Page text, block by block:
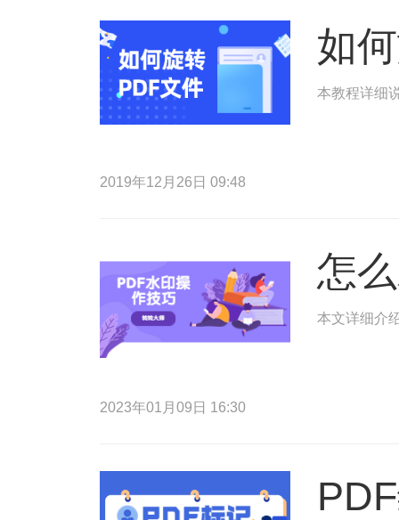
如
本教程详细
2019年12月26日 09:48
怎
本文详细介
2023年01月09日 16:30